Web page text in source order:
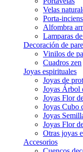
Velas
Porta-
Alfombra
Lamparas
Decoración de
Vinilos de
Cuadros zen
Joyas espirituales
Joyas de
Joyas Árbol
Joyas Flor
Joyas Cubo
Joyas
Joyas Flor
Otras joyas
Accesorios